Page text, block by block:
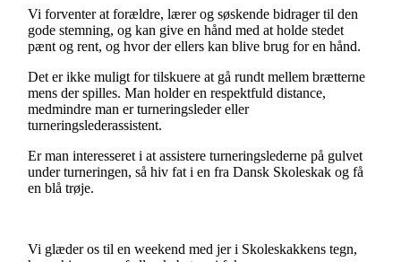
Vi forventer at forældre, lærer og søskende bidrager til den
gode stemning, og kan give en hånd med at holde stedet
pænt og rent, og hvor der ellers kan blive brug for en hånd.
Det er ikke muligt for tilskuere at gå rundt mellem brætterne
mens der spilles. Man holder en respektfuld distance,
medmindre man er turneringsleder eller
turneringslederassistent.
Er man interesseret i at assistere turneringslederne på gulvet
under turneringen, så hiv fat i en fra Dansk Skoleskak og få
en blå trøje.
Vi glæder os til en weekend med jer i Skoleskakkens tegn,